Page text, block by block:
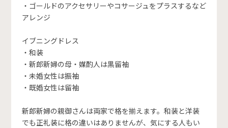
・ゴールドのアクセサリーやコサージュをプラスするなど
アレンジ
イブニングドレス
・和装
・新郎新婦の母・媒酌人は黒留袖
・未婚女性は振袖
・既婚女性は留袖
新郎新婦の親御さんは両家で格を揃えます。和装と洋装
でも正礼装に格の違いはありませんが、気にする人もい